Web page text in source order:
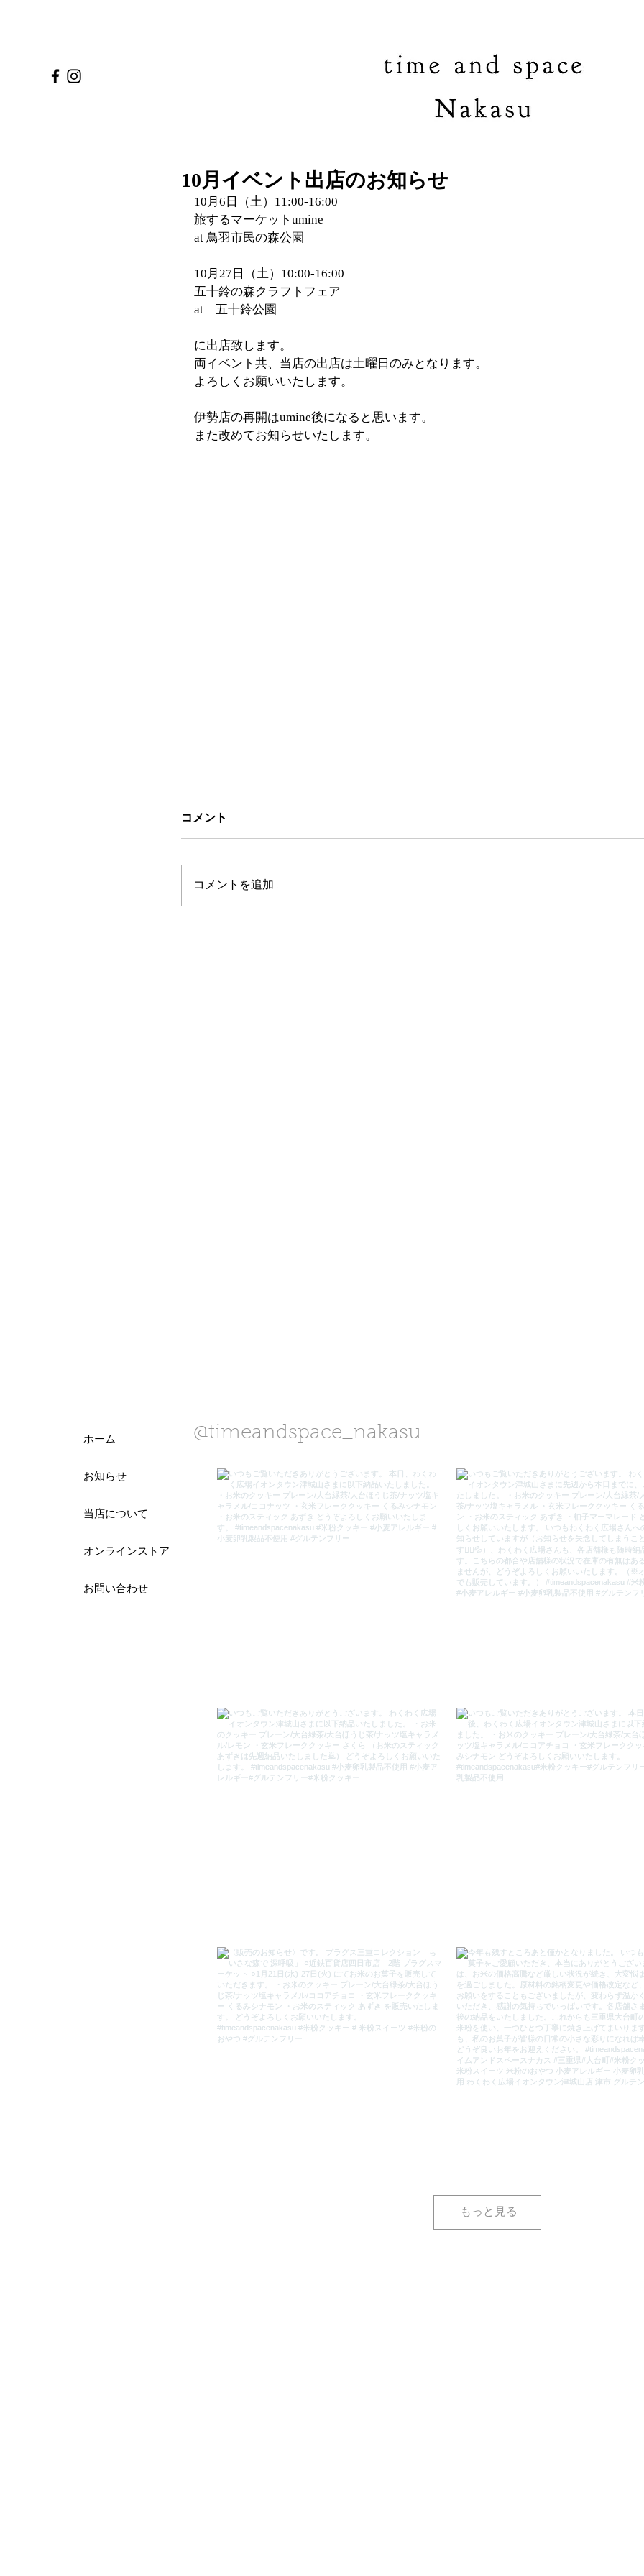
ホーム
お知らせ
当店について
オンラインストア
お問い合わせ
10月イベント出店のお知らせ
10月6日（土）11:00-16:00
旅するマーケットumine
at 鳥羽市民の森公園
10月27日（土）10:00-16:00
五十鈴の森クラフトフェア
at　五十鈴公園
に出店致します。
両イベント共、当店の出店は土曜日のみとなります。
よろしくお願いいたします。
伊勢店の再開はumine後になると思います。
また改めてお知らせいたします。
コメント
コメントを追加…
@timeandspace_nakasu
もっと見る